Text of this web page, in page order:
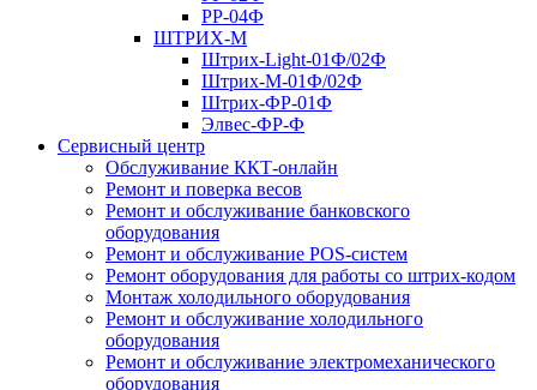
РР-04Ф
ШТРИХ-М
Штрих-Light-01Ф/02Ф
Штрих-М-01Ф/02Ф
Штрих-ФР-01Ф
Элвес-ФР-Ф
Сервисный центр
Обслуживание ККТ-онлайн
Ремонт и поверка весов
Ремонт и обслуживание банковского
оборудования
Ремонт и обслуживание POS-систем
Ремонт оборудования для работы со штрих-кодом
Монтаж холодильного оборудования
Ремонт и обслуживание холодильного
оборудования
Ремонт и обслуживание электромеханического
оборудования